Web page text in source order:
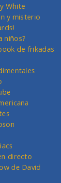
White
y misterio
niños?
de frikadas
directo
de David